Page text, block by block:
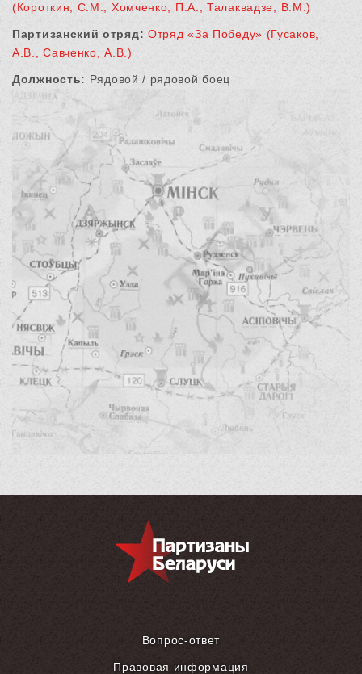
(Короткин, С.М., Хомченко, П.А., Талаквадзе, В.М.)
Партизанский отряд: Отряд «За Победу» (Гусаков,
А.В., Савченко, А.В.)
Должность: Рядовой / рядовой боец
Вопрос-ответ
Правовая информация